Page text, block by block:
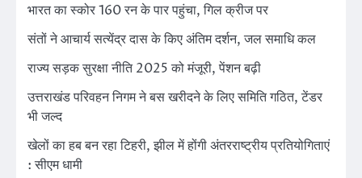
भारत का स्कोर 160 रन के पार पहुंचा, गिल क्रीज पर
संतों ने आचार्य सत्येंद्र दास के किए अंतिम दर्शन, जल समाधि कल
राज्य सड़क सुरक्षा नीति 2025 को मंजूरी, पेंशन बढ़ी
उत्तराखंड परिवहन निगम ने बस खरीदने के लिए समिति गठित, टेंडर
भी जल्द
खेलों का हब बन रहा टिहरी, झील में होंगी अंतरराष्ट्रीय प्रतियोगिताएं
: सीएम धामी